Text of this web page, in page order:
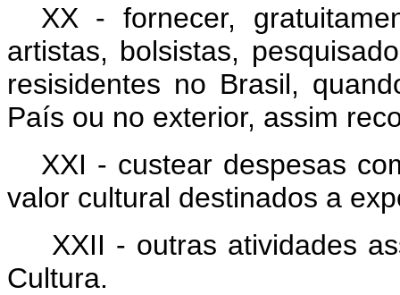
XX - fornecer,
artistas, bolsistas,
resisidentes no Brasil,
País ou no exterior, assim
XXI - custear despesas
valor cultural destinados a
XXII - outras atividades
Cultura.